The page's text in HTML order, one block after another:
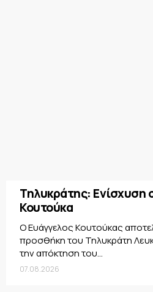
Τηλυκράτης: Ενίσχυση
Κουτούκα
Ο Ευάγγελος Κουτούκας
προσθήκη του Τηλυκράτη
την απόκτηση του...
07.08.2026